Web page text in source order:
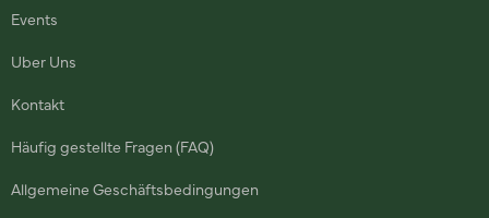
Events
Uber Uns
Kontakt
Häufig gestellte Fragen (FAQ)
Allgemeine Geschäftsbedingungen